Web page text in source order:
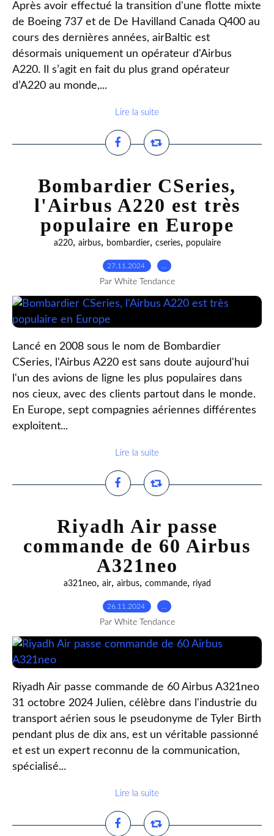
Après avoir effectué la transition d'une flotte mixte
de Boeing 737 et de De Havilland Canada Q400 au
cours des dernières années, airBaltic est
désormais uniquement un opérateur d'Airbus
A220. Il s’agit en fait du plus grand opérateur
d’A220 au monde,...
Lire la suite
Bombardier CSeries,
l'Airbus A220 est très
populaire en Europe
a220, airbus, bombardier, cseries, populaire
27.11.2024
Par White Tendance
Lancé en 2008 sous le nom de Bombardier
CSeries, l'Airbus A220 est sans doute aujourd'hui
l'un des avions de ligne les plus populaires dans
nos cieux, avec des clients partout dans le monde.
En Europe, sept compagnies aériennes différentes
exploitent...
Lire la suite
Riyadh Air passe
commande de 60 Airbus
A321neo
a321neo, air, airbus, commande, riyad
26.11.2024
Par White Tendance
Riyadh Air passe commande de 60 Airbus A321neo
31 octobre 2024 Julien, célèbre dans l'industrie du
transport aérien sous le pseudonyme de Tyler Birth
pendant plus de dix ans, est un véritable passionné
et est un expert reconnu de la communication,
spécialisé...
Lire la suite